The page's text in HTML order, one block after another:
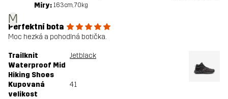
M
Míry: 163cm, 70kg
Perfektní bota
Moc hezká a pohodlná botička.
Trailknit
Waterproof Mid
Hiking Shoes
Jetblack
Kupovaná
velikost
41